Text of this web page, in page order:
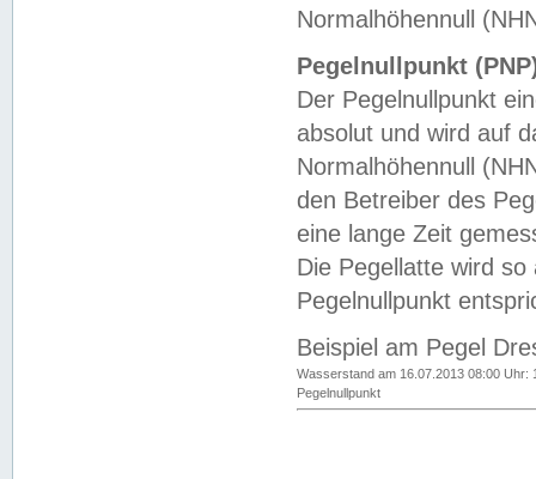
Normalhöhennull
Pegelnullpunkt
Der Pegelnullpunkt
absolut und wird auf
Normalhöhennull
den Betreiber des
eine lange Zeit
Die Pegellatte wird
Pegelnullpunkt
Beispiel am Pegel
Wasserstand am 16.07.2013 08:00 Uhr:
Pegelnullpunkt